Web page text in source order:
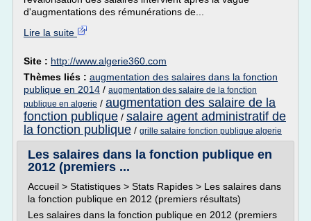
d'augmentations des rémunérations de...
Lire la suite
Site : http://www.algerie360.com
Thèmes liés : augmentation des salaires dans la fonction
publique en 2014 / augmentation des salaire de la fonction
publique en algerie / augmentation des salaire de la
fonction publique / salaire agent administratif de
la fonction publique / grille salaire fonction publique algerie
Les salaires dans la fonction publique en
2012 (premiers ...
Accueil > Statistiques > Stats Rapides > Les salaires dans
la fonction publique en 2012 (premiers résultats)
Les salaires dans la fonction publique en 2012 (premiers